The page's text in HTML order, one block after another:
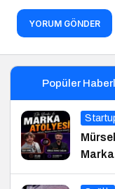
YORUM GÖNDER
Popüler